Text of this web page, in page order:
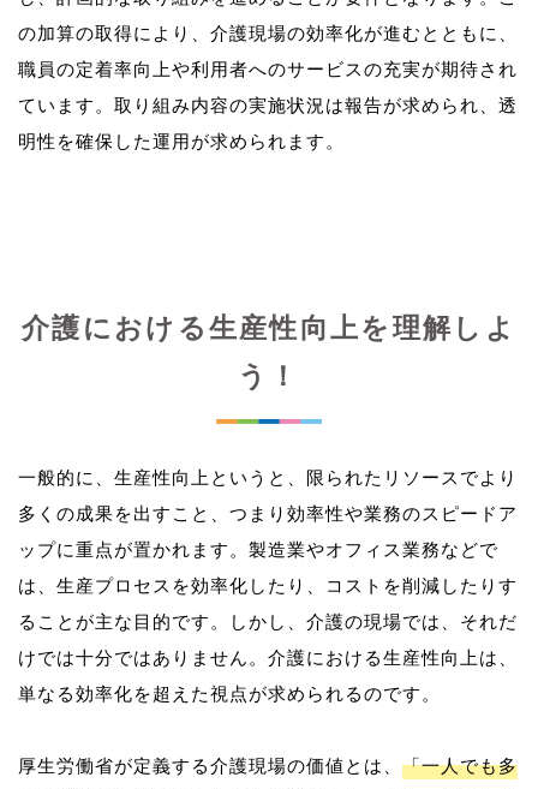
の加算の取得により、介護現場の効率化が進むとともに、
職員の定着率向上や利用者へのサービスの充実が期待され
ています。取り組み内容の実施状況は報告が求められ、透
介護における生産性向上を理解しよ
う！
一般的に、生産性向上というと、限られたリソースでより
多くの成果を出すこと、つまり効率性や業務のスピードア
ップに重点が置かれます。製造業やオフィス業務などで
は、生産プロセスを効率化したり、コストを削減したりす
ることが主な目的です。しかし、介護の現場では、それだ
けでは十分ではありません。介護における生産性向上は、
単なる効率化を超えた視点が求められるのです。
厚生労働省が定義する介護現場の価値とは、 「一人でも多